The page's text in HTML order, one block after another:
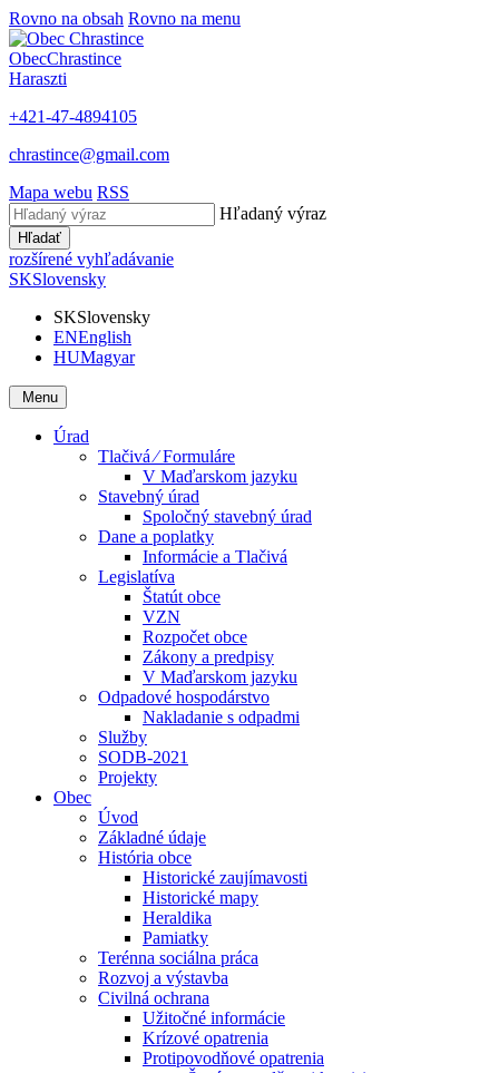
Rovno na obsah Rovno na menu
ObecChrastince
Haraszti
+421-47-4894105
chrastince@gmail.com
Mapa webu RSS
Hľadaný výraz
Hľadať
rozšírené vyhľadávanie
SKSlovensky
SKSlovensky
ENEnglish
HUMagyar
Menu
Úrad
Tlačivá ⁄ Formuláre
V Maďarskom jazyku
Stavebný úrad
Spoločný stavebný úrad
Dane a poplatky
Informácie a Tlačivá
Legislatíva
Štatút obce
VZN
Rozpočet obce
Zákony a predpisy
V Maďarskom jazyku
Odpadové hospodárstvo
Nakladanie s odpadmi
Služby
SODB-2021
Projekty
Obec
Úvod
Základné údaje
História obce
Historické zaujímavosti
Historické mapy
Heraldika
Pamiatky
Terénna sociálna práca
Rozvoj a výstavba
Civilná ochrana
Užitočné informácie
Krízové opatrenia
Protipovodňové opatrenia